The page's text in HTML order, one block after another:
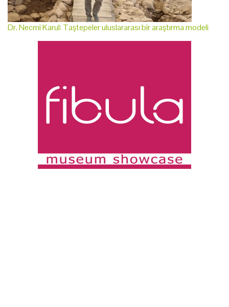
Dr. Necmi Karul: Taştepeler uluslararası bir araştırma modeli